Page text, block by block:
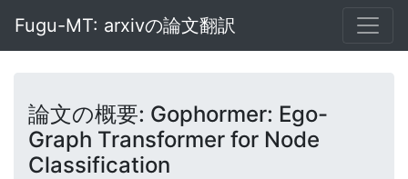
Fugu-MT: arxivの論文翻訳
論文の概要: Gophormer: Ego-
Graph Transformer for Node
Classification